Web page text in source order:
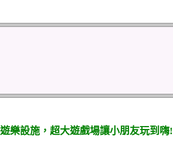
樂設施，超大遊戲場讓小朋友玩到嗨!